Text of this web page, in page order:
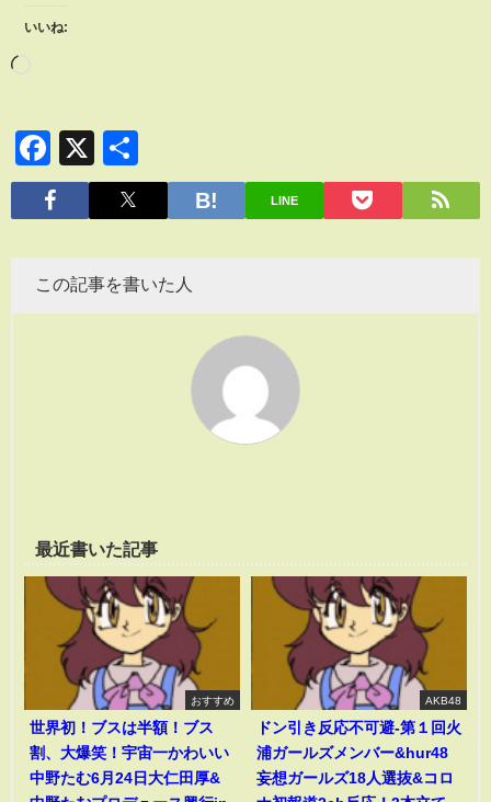
いいね:
Facebook
X
有
LINE
この記事を書いた人
最近書いた記事
おすすめ
世界初！ブスは半額！ブス
割、大爆笑！宇宙一かわいい
中野たむ6月24日大仁田厚&
AKB48
ドン引き反応不可避-第１回火
浦ガールズメンバー&hur48
妄想ガールズ18人選抜&コロ